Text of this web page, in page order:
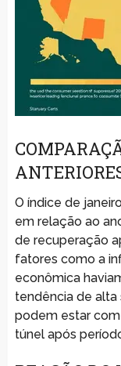
O índice de
em relação ao
de recuperação
fatores como a
econômica
tendência de alta
podem estar
túnel após